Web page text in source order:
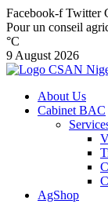
Facebook-f Twitter
Pour un conseil
°C
9 August 2026
About Us
Cabinet BAC
AgShop